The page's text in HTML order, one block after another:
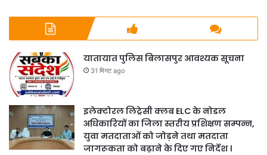
यातायात पुलिस बिलासपुर आवश्यक सूचना
31 मिनट ago
इलेक्टोरल लिट्रेसी क्लब ELC के नोडल
अधिकारियों का जिला स्तरीय प्रशिक्षण सम्पन्न,
युवा मतदाताओं को जोड़ने तथा मतदाता
जागरूकता को बढ़ाने के दिए गए निर्देश ।